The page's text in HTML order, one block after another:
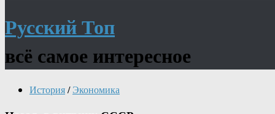
Русский Топ
всё самое интересное
История/ Экономика